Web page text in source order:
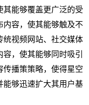
其能够覆盖更广泛的受
内容，使其能够触及不
统视频网站、社交媒体
，使其能够同时吸引
传播策策略，使得星空
能够迅速扩大其用户基